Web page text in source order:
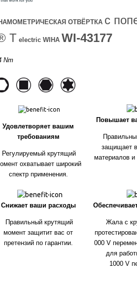
ОТВЁРТКА с
T electric WIHA WI-43177
Nm
Удовлетворяет вашим
требованиям
Регулируемый крутящий
охватывает широкий
спектр применения.
Повышает
защищает
материалов и
Снижает ваши расходы
Правильный крутящий
момент защитит вас от
претензий по гарантии.
Жала с
000 V
для
1000V